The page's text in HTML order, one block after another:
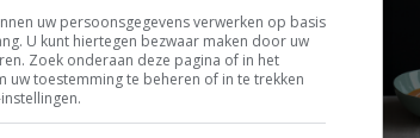
uw persoonsgegevens verwerken op basis
U kunt hiertegen bezwaar maken door uw
Zoek onderaan deze pagina of in het
uw toestemming te beheren of in te trekken